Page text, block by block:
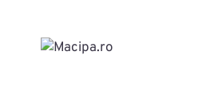
content